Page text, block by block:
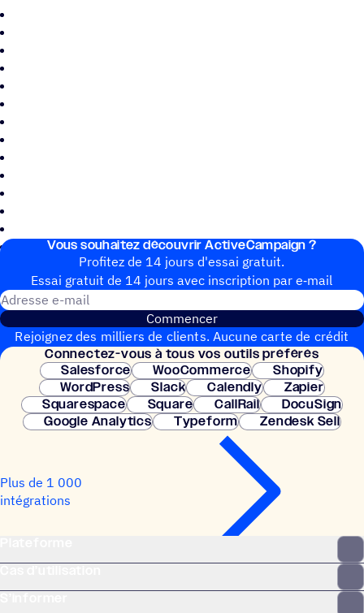
Vous souhai­tez découvrir ActiveCampaign ?
Profitez de 14 jours d'essai gratuit.
Essai gratuit de 14 jours avec inscrip­tion par e‑mail
Commencer
Rejoignez des milliers de clients. Aucune carte de crédit
nécessaire. Configuration instantanée.
Connec­tez-vous à tous vos outils préférés
Salesforce
WooCommerce
Shopify
WordPress
Slack Calendly
Zapier
Squarespace
Square CallRail
DocuSign
Google Analytics
Typeform Zendesk Sell
Plus de 1 000
intégrations